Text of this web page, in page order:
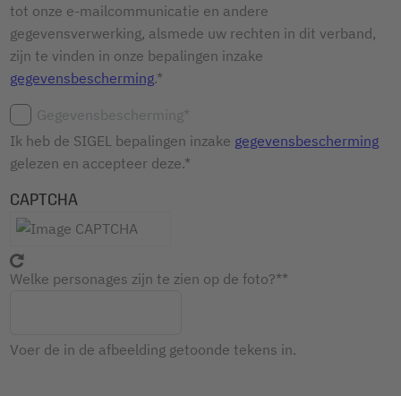
tot onze e-mailcommunicatie en andere
gegevensverwerking, alsmede uw rechten in dit verband,
zijn te vinden in onze bepalingen inzake
gegevensbescherming.*
Gegevensbescherming*
Ik heb de SIGEL bepalingen inzake gegevensbescherming
gelezen en accepteer deze.*
CAPTCHA
Welke personages zijn te zien op de foto?*
Voer de in de afbeelding getoonde tekens in.